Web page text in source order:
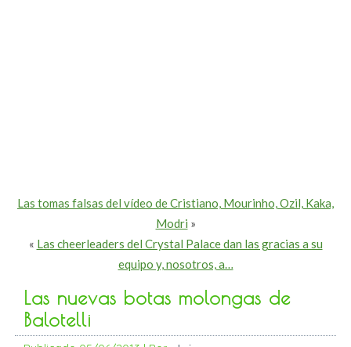
Las tomas falsas del vídeo de Cristiano, Mourinho, Ozil, Kaka,
Modri »
« Las cheerleaders del Crystal Palace dan las gracias a su
equipo y, nosotros, a…
Las nuevas botas molongas de
Balotelli